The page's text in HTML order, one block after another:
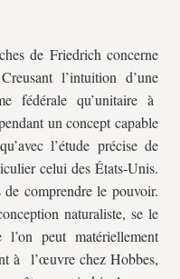
de Friedrich concerne
l’intuition d’une
fédérale qu’unitaire à
un concept capable
l’étude précise de
celui des États-Unis.
comprendre le pouvoir.
naturaliste, se le
peut matériellement
à l’œuvre chez Hobbes,